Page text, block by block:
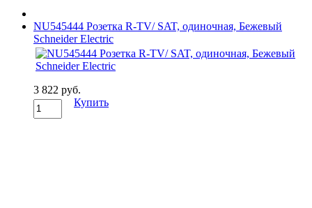
NU545444 Розетка R-TV/ SAT, одиночная, Бежевый
Schneider Electric
3 822 руб.
Купить